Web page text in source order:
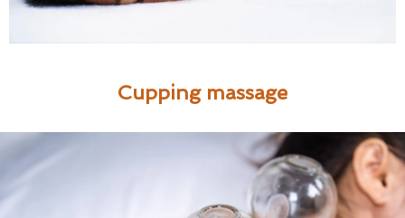
Cupping massage